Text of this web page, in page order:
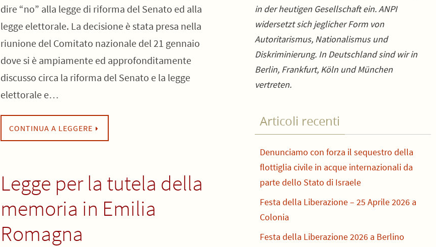
dire “no” alla legge di riforma del Senato ed alla
legge elettorale. La decisione è stata presa nella
riunione del Comitato nazionale del 21 gennaio
dove si è ampiamente ed approfonditamente
discusso circa la riforma del Senato e la legge
elettorale e…
CONTINUA A LEGGERE
Legge per la tutela della
memoria in Emilia
Romagna
in der heutigen Gesellschaft ein. ANPI
widersetzt sich jeglicher Form von
Autoritarismus, Nationalismus und
Diskriminierung. In Deutschland sind wir in
Berlin, Frankfurt, Köln und München
vertreten.
Articoli recenti
Denunciamo con forza il sequestro della
flottiglia civile in acque internazionali da
parte dello Stato di Israele
Festa della Liberazione – 25 Aprile 2026 a
Colonia
Festa della Liberazione 2026 a Berlino